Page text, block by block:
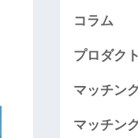
コラム
プロダクト
マッチン
マッチン